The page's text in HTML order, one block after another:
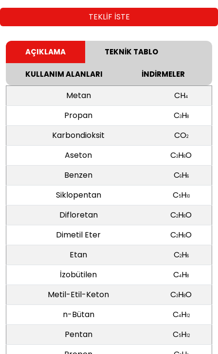
TEKLİF İSTE
AÇIKLAMA TEKNİK TABLO
KULLANIM ALANLARI İNDİRMELER
Metan CH4
Propan C3H8
Karbondioksit CO2
Aseton C3H6O
Benzen
C6H6
Siklopentan C5H10
Difloretan C2H6O
Dimetil Eter
C2H6O
Etan
C2H6
İzobütilen C4H8
Metil-Etil-Keton C3H8O
n-Bütan
C4H12
Pentan C5H12